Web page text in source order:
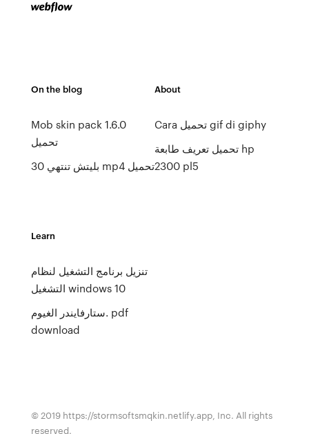
On the blog
Mob skin pack 1.6.0
تحميل
بليتش تنتهي 30 mp4 تحميل
About
Cara تحميل gif di giphy
تحميل تعريف طابعة hp
2300 pl5
Learn
تنزيل برنامج التشغيل لنظام
التشغيل windows 10
ستارفايندر الغيوم. pdf
download
© 2019 https://stormsoftsmqkin.netlify.app, Inc. All rights
reserved.